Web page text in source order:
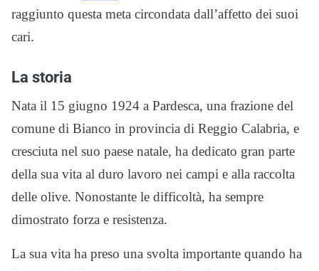
raggiunto questa meta circondata dall’affetto dei suoi
cari.
La storia
Nata il 15 giugno 1924 a Pardesca, una frazione del
comune di Bianco in provincia di Reggio Calabria, e
cresciuta nel suo paese natale, ha dedicato gran parte
della sua vita al duro lavoro nei campi e alla raccolta
delle olive. Nonostante le difficoltà, ha sempre
dimostrato forza e resistenza.
La sua vita ha preso una svolta importante quando ha